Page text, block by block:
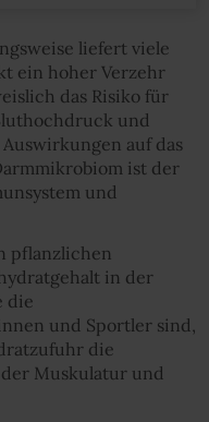
liefert viele
ein hoher Verzehr
das Risiko für
und
auf das
ist der
und
pflanzlichen
in der
die
und Sportler sind,
die
Muskulatur und